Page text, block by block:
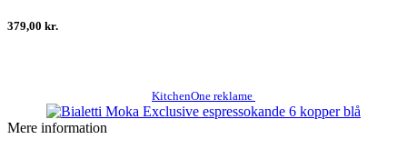
379,00 kr.
KitchenOne reklame
Mere information